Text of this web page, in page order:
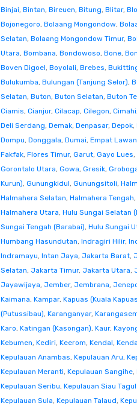
Binjai, Bintan, Bireuen, Bitung, Blitar,
Bojonegoro, Bolaang Mongondow,
Selatan, Bolaang Mongondow Timur,
Utara, Bombana, Bondowoso, Bone,
Boven Digoel, Boyolali, Brebes,
Bulukumba, Bulungan (Tanjung Selor),
Selatan, Buton, Buton Selatan, Buton
Ciamis, Cianjur, Cilacap, Cilegon, Cimahi
Deli Serdang, Demak, Denpasar, Depok,
Dompu, Donggala, Dumai, Empat
Fakfak, Flores Timur, Garut, Gayo Lues,
Gorontalo Utara, Gowa, Gresik,
Kurun), Gunungkidul, Gunungsitoli,
Halmahera Selatan, Halmahera Tengah,
Halmahera Utara, Hulu Sungai Selatan
Sungai Tengah (Barabai), Hulu Sungai
Humbang Hasundutan, Indragiri Hilir,
Indramayu, Intan Jaya, Jakarta Barat,
Selatan, Jakarta Timur, Jakarta Utara,
Jayawijaya, Jember, Jembrana,
Kaimana, Kampar, Kapuas (Kuala
(Putussibau), Karanganyar,
Karo, Katingan (Kasongan), Kaur,
Kebumen, Kediri, Keerom, Kendal,
Kepulauan Anambas, Kepulauan Aru,
Kepulauan Meranti, Kepulauan Sangihe,
Kepulauan Seribu, Kepulauan Siau
Kepulauan Sula, Kepulauan Talaud,